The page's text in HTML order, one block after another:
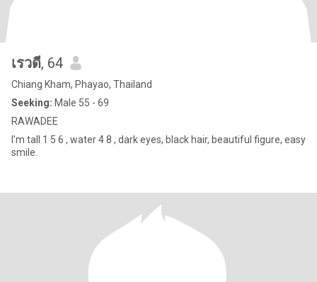
เรวดี, 64
Chiang Kham, Phayao, Thailand
Seeking: Male 55 - 69
RAWADEE
I'm tall 1 5 6 , water 4 8 , dark eyes, black hair, beautiful figure, easy
smile.